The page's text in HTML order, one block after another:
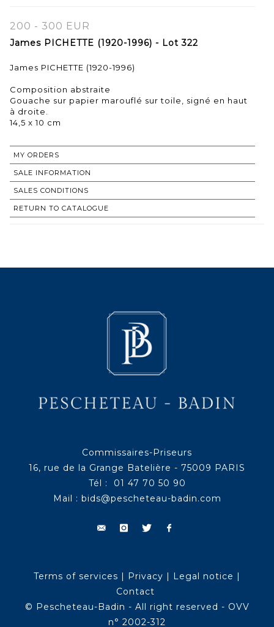
200 - 300 EUR
James PICHETTE (1920-1996) - Lot 322
James PICHETTE (1920-1996)
Composition abstraite
Gouache sur papier marouflé sur toile, signé en haut
à droite.
14,5 x 10 cm
MY ORDERS
SALE INFORMATION
SALES CONDITIONS
RETURN TO CATALOGUE
Commissaires-Priseurs
16, rue de la Grange Batelière - 75009 PARIS
Tél : 01 47 70 50 90
Mail : bids@pescheteau-badin.com
Terms of services | Privacy | Legal notice |
Contact
© Pescheteau-Badin - All right reserved - OVV
n° 2002-312